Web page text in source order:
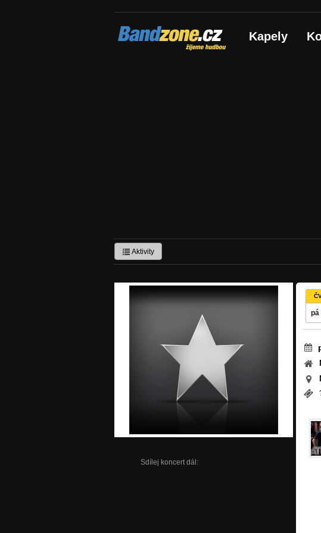
Bandzone.cz
žijeme hudbou Kapely
Aktivity
Sdílej koncert dál:
pá